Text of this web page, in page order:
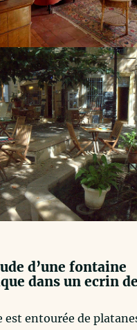
d’une fontaine
dans un ecrin
est entourée de